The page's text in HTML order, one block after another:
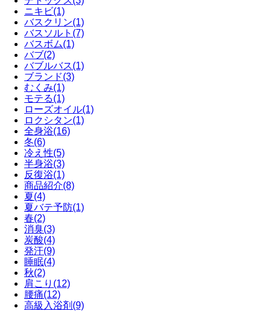
ニキビ(1)
バスクリン(1)
バスソルト (7)
バスボム(1)
バブ(2)
バブルバス(1)
ブランド(3)
むくみ(1)
モテる(1)
ローズオイル(1)
ロクシタン(1)
全身浴(16)
冬(6)
冷え性(5)
半身浴(3)
反復浴(1)
商品紹介(8)
夏(4)
夏バテ予防(1)
春(2)
消臭(3)
炭酸(4)
発汗(9)
睡眠(4)
秋(2)
肩こり (12)
腰痛(12)
高級入浴剤 (9)